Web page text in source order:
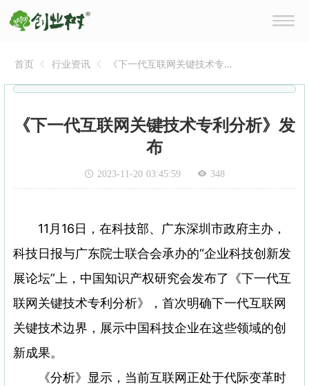
首页 行业资讯
《下一代互联网关键技术专
《下一代互联网关键技术专利分析》发
布
2023-11-20 03:45:59 348
11月16日，在科技部、广东深圳市政府主办，
科技日报与广东院士联合会承办的“企业科技创新发
展论坛”上，中国知识产权研究会发布了《下一代互
联网关键技术专利分析》，首次明确下一代互联网
关键技术边界，展示中国科技企业在这些领域的创
新成果。
《分析》显示，当前互联网正处于代际变革时